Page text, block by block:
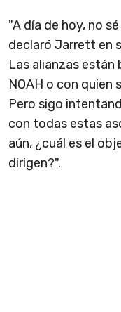
"A día de hoy, no
declaró Jarrett en
Las alianzas están
NOAH o con quien
Pero sigo
con todas estas
aún, ¿cuál es el
dirigen?".